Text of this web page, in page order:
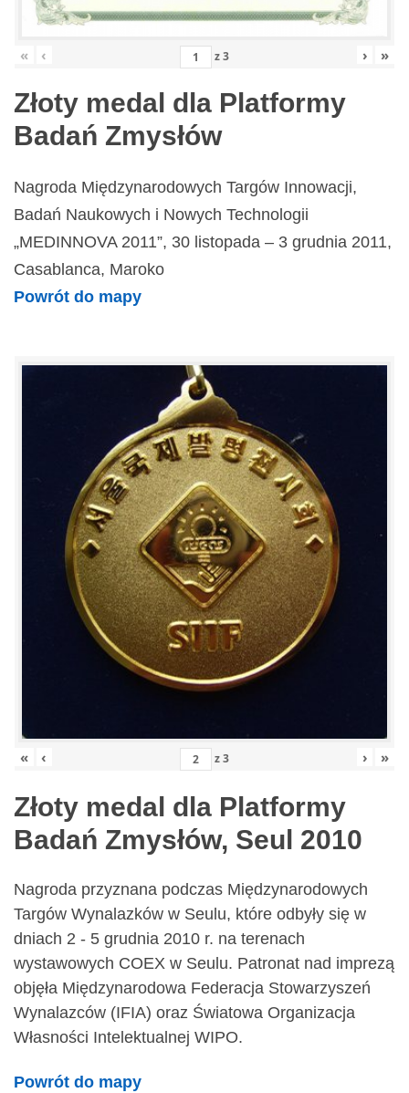
« ‹ z3 › »
Złoty medal dla Platformy
Badań Zmysłów
Nagroda Międzynarodowych Targów Innowacji,
Badań Naukowych i Nowych Technologii
„MEDINNOVA 2011”, 30 listopada – 3 grudnia 2011,
Casablanca, Maroko
Powrót do mapy
« ‹ z3 › »
Złoty medal dla Platformy
Badań Zmysłów, Seul 2010
Nagroda przyznana podczas Międzynarodowych
Targów Wynalazków w Seulu, które odbyły się w
dniach 2 - 5 grudnia 2010 r. na terenach
wystawowych COEX w Seulu. Patronat nad imprezą
objęła Międzynarodowa Federacja Stowarzyszeń
Wynalazców (IFIA) oraz Światowa Organizacja
Własności Intelektualnej WIPO.
Powrót do mapy